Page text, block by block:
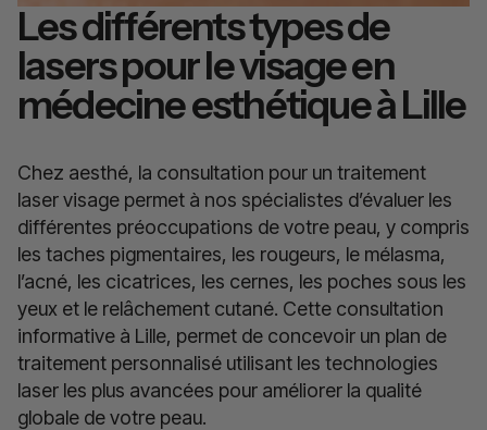
Les différents types de
lasers pour le visage en
médecine esthétique à Lille
Chez aesthé, la consultation pour un traitement
laser visage permet à nos spécialistes d’évaluer les
différentes préoccupations de votre peau, y compris
les taches pigmentaires, les rougeurs, le mélasma,
l’acné, les cicatrices, les cernes, les poches sous les
yeux et le relâchement cutané. Cette consultation
informative à Lille, permet de concevoir un plan de
traitement personnalisé utilisant les technologies
laser les plus avancées pour améliorer la qualité
globale de votre peau​.